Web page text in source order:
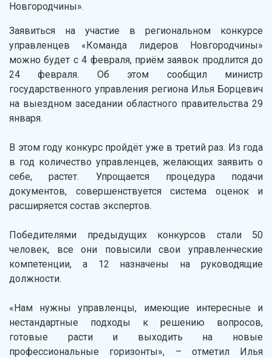
Новгородчины».
Заявиться на участие в региональном конкурсе
управленцев «Команда лидеров Новгородчины»
можно будет с 4 февраля, приём заявок продлится до
24 февраля. Об этом сообщил министр
государственного управления региона Илья Борцевич
на выездном заседании областного правительства 29
января.
В этом году конкурс пройдёт уже в третий раз. Из года
в год количество управленцев, желающих заявить о
себе, растет. Упрощается процедура подачи
документов, совершенствуется система оценок и
расширяется состав экспертов.
Победителями предыдущих конкурсов стали 50
человек, все они повысили свои управленческие
компетенции, а 12 назначены на руководящие
должности.
«Нам нужны управленцы, имеющие интересные и
нестандартные подходы к решению вопросов,
готовые расти и выходить на новые
профессиональные горизонты», – отметил Илья